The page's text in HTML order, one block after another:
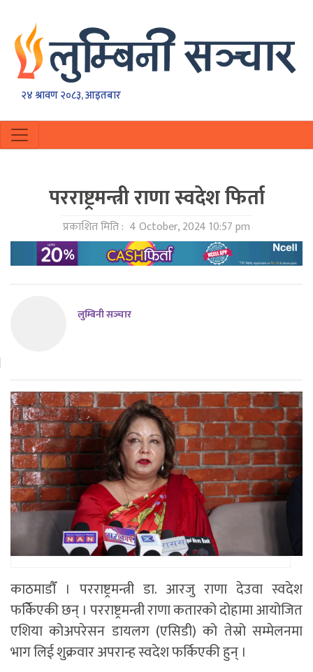
२४ श्रावण २०८३, आइतबार
परराष्ट्रमन्त्री राणा स्वदेश फिर्ता
प्रकाशित मिति : 4 October, 2024 10:57 pm
लुम्बिनी सञ्‍चार
काठमाडाैँ । परराष्ट्रमन्त्री डा. आरजु राणा देउवा स्वदेश
फर्केिएकी छन् । परराष्ट्रमन्त्री राणा कतारको दोहामा आयोजित
एशिया कोअपरेसन डायलग (एसिडी) को तेस्रो सम्मेलनमा
भाग लिई शुक्रवार अपरान्ह स्वदेश फर्किएकी हुन् ।